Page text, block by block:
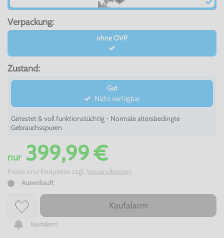
Verpackung:
ohne OVP
Zustand:
Gut
Nicht verfügbar
Getestet & voll funktionstüchtig - Normale altersbedingte
Gebrauchsspuren
nur399,99 €
Preise sind Endpreise zzgl. Versandkosten
Ausverkauft
Kaufalarm
Kaufalarm